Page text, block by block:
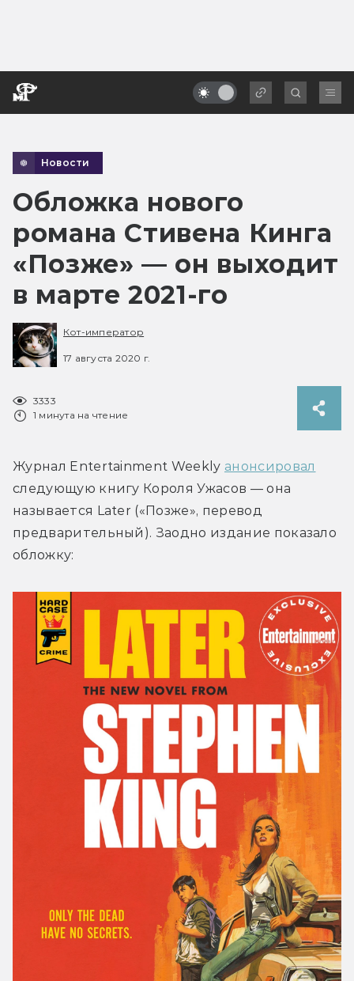
Новости
Обложка нового
романа Стивена Кинга
«Позже» — он выходит
в марте 2021-го
Кот-император
17 августа 2020 г.
3333
1 минута на чтение
Журнал Entertainment Weekly анонсировал
следующую книгу Короля Ужасов — она
называется Later («Позже», перевод
предварительный). Заодно издание показало
обложку: